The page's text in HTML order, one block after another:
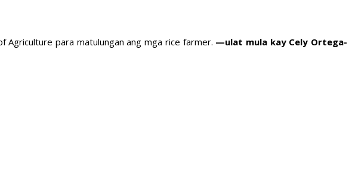
para matulungan ang mga rice farmer. —ulat mula kay Cely Ortega-